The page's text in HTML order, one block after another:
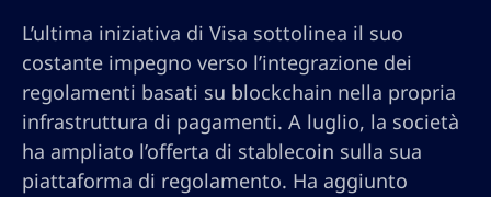
L’ultima iniziativa di Visa sottolinea il suo
costante impegno verso l’integrazione dei
regolamenti basati su blockchain nella propria
infrastruttura di pagamenti. A luglio, la società
ha ampliato l’offerta di stablecoin sulla sua
piattaforma di regolamento. Ha aggiunto